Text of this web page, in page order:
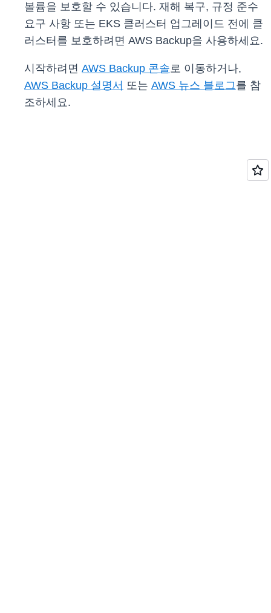
볼륨을 보호할 수 있습니다. 재해 복구, 규정 준수
요구 사항 또는 EKS 클러스터 업그레이드 전에 클
러스터를 보호하려면 AWS Backup을 사용하세요.
시작하려면 AWS Backup 콘솔로 이동하거나,
AWS Backup 설명서 또는 AWS 뉴스 블로그를 참
조하세요.